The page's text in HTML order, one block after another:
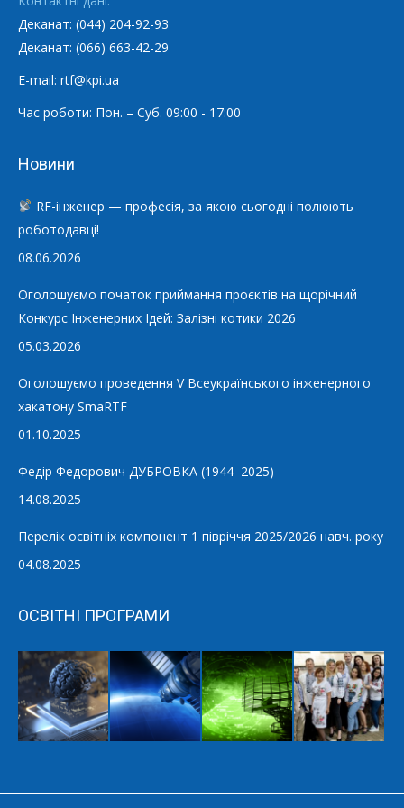
Деканат: (044) 204-92-93
Деканат: (066) 663-42-29
E-mail: rtf@kpi.ua
Час роботи: Пон. – Суб. 09:00 - 17:00
Новини
RF-інженер — професія, за якою сьогодні полюють
роботодавці!
08.06.2026
Оголошуємо початок приймання проєктів на щорічний
Конкурс Інженерних Ідей: Залізні котики 2026
05.03.2026
Оголошуємо проведення V Всеукраїнського інженерного
хакатону SmaRTF
01.10.2025
Федір Федорович ДУБРОВКА (1944–2025)
14.08.2025
Перелік освітніх компонент 1 півріччя 2025/2026 навч. року
04.08.2025
ОСВІТНІ ПРОГРАМИ